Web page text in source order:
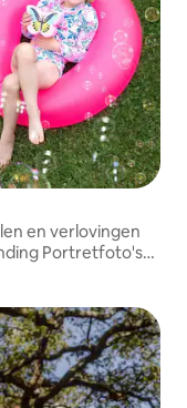
en verlovingen
Portretfoto's